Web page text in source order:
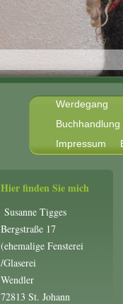
Werdegang
Impressum
Hier finden Sie mich
Susanne Tigges
Bergstraße 17
(ehemalige Fensterei
/Glaserei
Wendler
72813 St. Johann